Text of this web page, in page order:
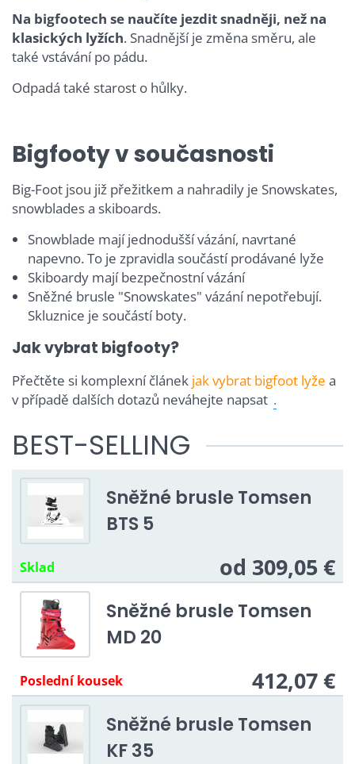
Na bigfootech se naučíte jezdit snadněji, než na
klasických lyžích. Snadnější je změna směru, ale
také vstávání po pádu.
Odpadá také starost o hůlky.
Bigfooty v současnosti
Big-Foot jsou již přežitkem a nahradily je Snowskates,
snowblades a skiboards.
Snowblade mají jednodušší vázání, navrtané
napevno. To je zpravidla součástí prodávané lyže
Skiboardy mají bezpečnostní vázání
Sněžné brusle "Snowskates" vázání nepotřebují.
Skluznice je součástí boty.
Jak vybrat bigfooty?
Přečtěte si komplexní článek jak vybrat bigfoot lyže a
v případě dalších dotazů neváhejte napsat .
BEST-SELLING
Sněžné brusle Tomsen
BTS 5
Sklad od 309,05 €
Sněžné brusle Tomsen
MD 20
Poslední kousek 412,07 €
Sněžné brusle Tomsen
KF 35